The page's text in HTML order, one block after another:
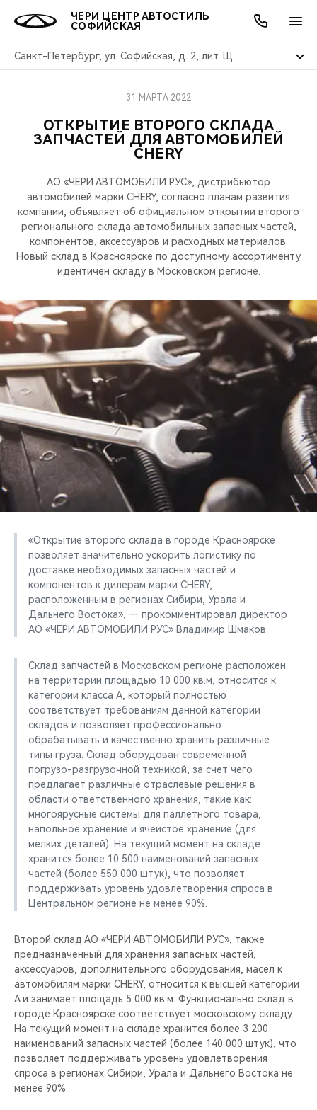
ЧЕРИ ЦЕНТР АВТОСТИЛЬ
СОФИЙСКАЯ
Санкт-Петербург, ул. Софийская, д. 2, лит. Щ
МОДЕЛИ
ВСЕ МОДЕЛИ
КРОССОВЕРЫ
СЕДАНЫ
НОВИНКИ
ПОКУПАТЕЛЯМ
ВЫБОР И ПОКУПКА
ВЛАДЕЛЬЦАМ
СЕРВИС
ПОДДЕРЖКА
CHERY CONNECT
МИР CHERY
АКСЕССУАРЫ
CHERY В СОЦСЕТЯХ
ЛЮДИ CHERY
CHERY REMOTE
CHERY И СПОРТ
НАШИ МЕРОПРИЯТИЯ
ВИДЕООБЗОРЫ
CHERY ДЛЯ ДЕТЕЙ
АКЦИИ
ВЫГОДЫ И АКЦИИ
ОНЛАЙН СЕРВИСЫ
ВЫБОР И ПОКУПКА
О КОМПАНИИ
О НАС
ОТКРЫТИЕ ВТОРОГО СКЛАДА
ЗАПЧАСТЕЙ ДЛЯ АВТОМОБИЛЕЙ
CHERY
31 МАРТА 2022
АО «ЧЕРИ АВТОМОБИЛИ РУС», дистрибьютор
автомобилей марки CHERY, согласно планам развития
компании, объявляет об официальном открытии второго
регионального склада автомобильных запасных частей,
компонентов, аксессуаров и расходных материалов.
Новый склад в Красноярске по доступному ассортименту
идентичен складу в Московском регионе.
«Открытие второго склада в городе Красноярске
позволяет значительно ускорить логистику по
доставке необходимых запасных частей и
компонентов к дилерам марки CHERY,
расположенным в регионах Сибири, Урала и
Дальнего Востока», — прокомментировал директор
АО «ЧЕРИ АВТОМОБИЛИ РУС» Владимир Шмаков.
Склад запчастей в Московском регионе расположен
на территории площадью 10 000 кв.м, относится к
категории класса A, который полностью
соответствует требованиям данной категории
складов и позволяет профессионально
обрабатывать и качественно хранить различные
типы груза. Склад оборудован современной
погрузо-разгрузочной техникой, за счет чего
предлагает различные отраслевые решения в
области ответственного хранения, такие как:
многоярусные системы для паллетного товара,
напольное хранение и ячеистое хранение (для
мелких деталей). На текущий момент на складе
хранится более 10 500 наименований запасных
частей (более 550 000 штук), что позволяет
поддерживать уровень удовлетворения спроса в
Центральном регионе не менее 90%.
Второй склад АО «ЧЕРИ АВТОМОБИЛИ РУС», также
предназначенный для хранения запасных частей,
аксессуаров, дополнительного оборудования, масел к
автомобилям марки CHERY, относится к высшей категории
A и занимает площадь 5 000 кв.м. Функционально склад в
городе Красноярске соответствует московскому складу.
На текущий момент на складе хранится более 3 200
наименований запасных частей (более 140 000 штук), что
позволяет поддерживать уровень удовлетворения
спроса в регионах Сибири, Урала и Дальнего Востока не
менее 90%.